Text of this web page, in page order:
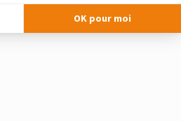
OK pour moi